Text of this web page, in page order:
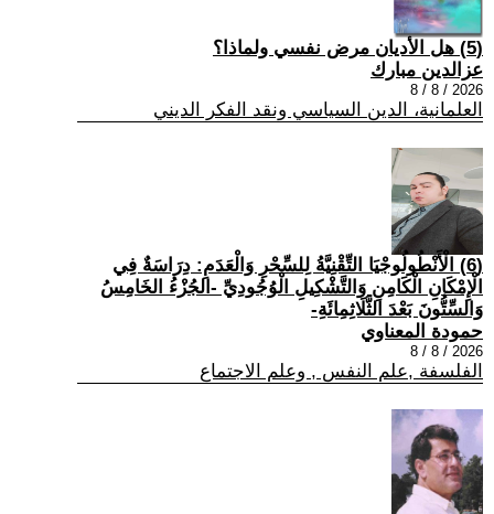
(5) هل الأديان مرض نفسي ولماذا؟
عزالدين مبارك
2026 / 8 / 8
العلمانية، الدين السياسي ونقد الفكر الديني
(6) الْأَنْطُولُوجْيَا التِّقْنِيَّةُ لِلسِّحْرِ وَالْعَدَمِ: دِرَاسَةٌ فِي
الْإِمْكَانِ الْكَامِنِ وَالتَّشْكِيلِ الْوُجُودِيِّ -الجُزْءُ الخَامِسُ
وَالسِّتُّونَ بَعْدَ الثَّلَاثِمِائَةِ-
حمودة المعناوي
2026 / 8 / 8
الفلسفة ,علم النفس , وعلم الاجتماع